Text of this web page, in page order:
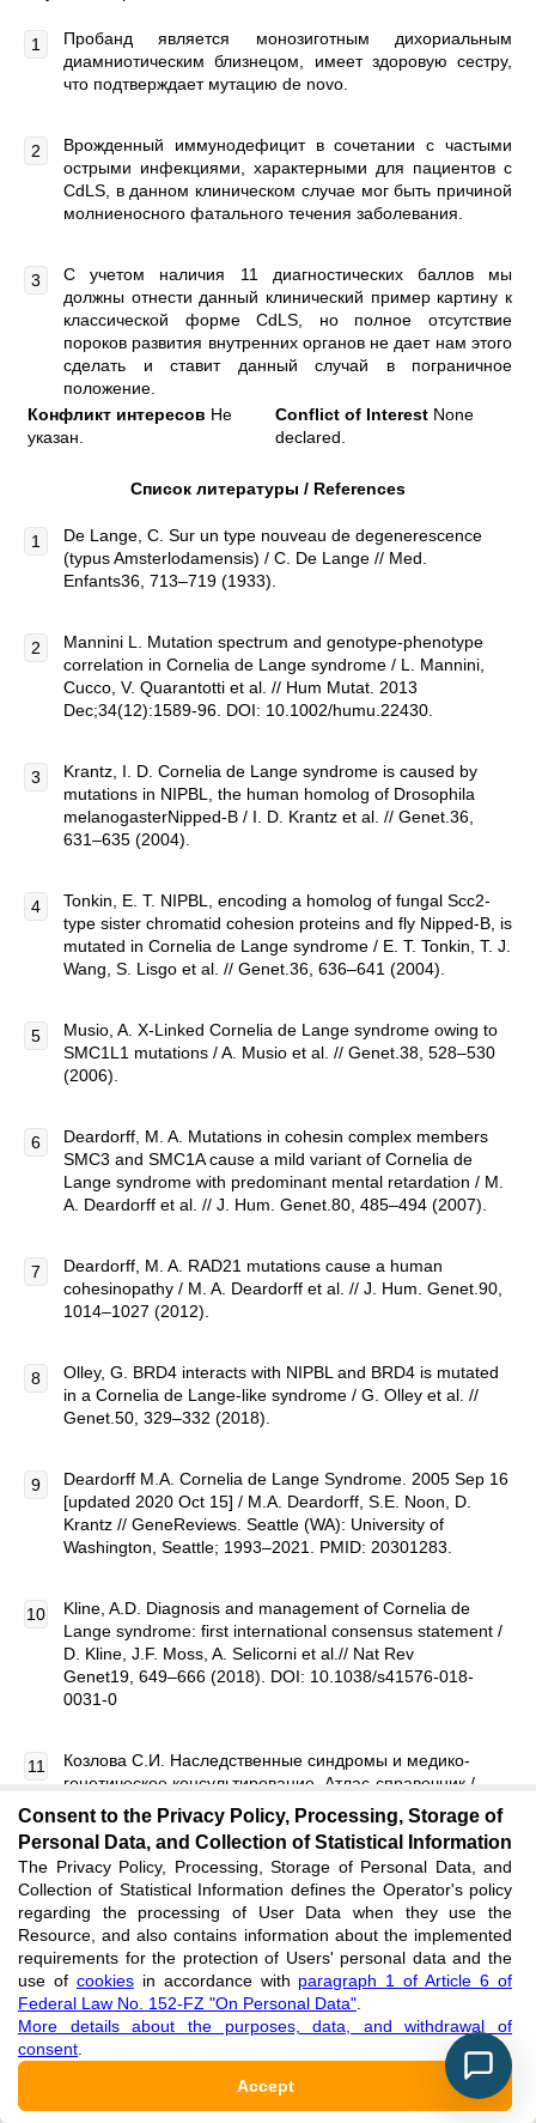
Пробанд является монозиготным дихориальным
диамниотическим близнецом, имеет здоровую сестру,
что подтверждает мутацию de novo.
Врожденный иммунодефицит в сочетании с частыми
острыми инфекциями, характерными для пациентов с
CdLS, в данном клиническом случае мог быть причиной
молниеносного фатального течения заболевания.
С учетом наличия 11 диагностических баллов мы
должны отнести данный клинический пример картину к
классической форме CdLS, но полное отсутствие
пороков развития внутренних органов не дает нам этого
сделать и ставит данный случай в пограничное
положение.
Конфликт интересов Не
указан.
Conflict of Interest None
declared.
Список литературы / References
De Lange, C. Sur un type nouveau de degenerescence
(typus Amsterlodamensis) / C. De Lange // Med.
Enfants36, 713–719 (1933).
Mannini L. Mutation spectrum and genotype-phenotype
correlation in Cornelia de Lange syndrome / L. Mannini,
Cucco, V. Quarantotti et al. // Hum Mutat. 2013
Dec;34(12):1589-96. DOI: 10.1002/humu.22430.
Krantz, I. D. Cornelia de Lange syndrome is caused by
mutations in NIPBL, the human homolog of Drosophila
melanogasterNipped-B / I. D. Krantz et al. // Genet.36,
631–635 (2004).
Tonkin, E. T. NIPBL, encoding a homolog of fungal Scc2-
type sister chromatid cohesion proteins and fly Nipped-B, is
mutated in Cornelia de Lange syndrome / E. T. Tonkin, T. J.
Wang, S. Lisgo et al. // Genet.36, 636–641 (2004).
Musio, A. X-Linked Cornelia de Lange syndrome owing to
SMC1L1 mutations / A. Musio et al. // Genet.38, 528–530
(2006).
Deardorff, M. A. Mutations in cohesin complex members
SMC3 and SMC1A cause a mild variant of Cornelia de
Lange syndrome with predominant mental retardation / M.
A. Deardorff et al. // J. Hum. Genet.80, 485–494 (2007).
Deardorff, M. A. RAD21 mutations cause a human
cohesinopathy / M. A. Deardorff et al. // J. Hum. Genet.90,
1014–1027 (2012).
Olley, G. BRD4 interacts with NIPBL and BRD4 is mutated
in a Cornelia de Lange-like syndrome / G. Olley et al. //
Genet.50, 329–332 (2018).
Deardorff M.A. Cornelia de Lange Syndrome. 2005 Sep 16
[updated 2020 Oct 15] / M.A. Deardorff, S.E. Noon, D.
Krantz // GeneReviews. Seattle (WA): University of
Washington, Seattle; 1993–2021. PMID: 20301283.
Kline, A.D. Diagnosis and management of Cornelia de
Lange syndrome: first international consensus statement /
D. Kline, J.F. Moss, A. Selicorni et al.// Nat Rev
Genet19, 649–666 (2018). DOI: 10.1038/s41576-018-
0031-0
Козлова С.И. Наследственные синдромы и медико-
генетическое консультирование. Атлас-справочник /
С.И. Козлова, И.С. Демикова, Е.С.Семанова. Изд.2-е
дополн.- М.:Практика, 1996- 416 стр. ISBN 5-88D01-D08-
2
OMIM®- Online Mendelian Inheritance in Man. [Electronic
resource]. URL: https://clck.ru/amJJJ (accessed
09.11.2021)
Carakushannsky G. The de Lange syndrome in one of
twins / G. Carakushannsky, C. Berthier // J Med Genet.
1976 Oct;13(5):404-6. Doi: 10.1136/jmg.13.5.404. PMID:
1034016; PMCID: PMC1013450
Consent to the Privacy Policy, Processing, Storage of
Personal Data, and Collection of Statistical Information
The Privacy Policy, Processing, Storage of Personal Data, and
Collection of Statistical Information defines the Operator's policy
regarding the processing of User Data when they use the
Resource, and also contains information about the implemented
requirements for the protection of Users' personal data and the
use of cookiesin accordance with paragraph 1 of Article 6 of
Federal Law No. 152-FZ "On Personal Data"
More details about the purposes, data, and withdrawal of
consent
Accept